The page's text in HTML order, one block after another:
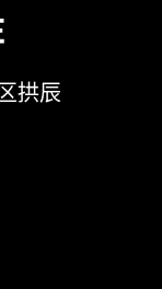
拱辰